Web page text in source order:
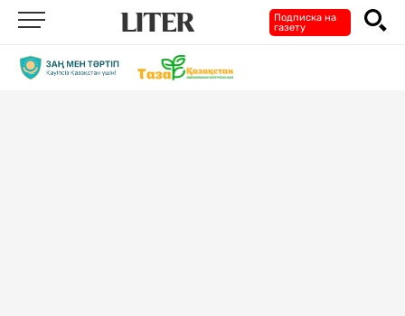
Подписка на
газету